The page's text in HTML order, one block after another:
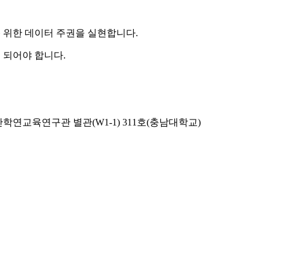
한 데이터 주권을 실현합니다.
어야 합니다.
연교육연구관 별관(W1-1) 311호(충남대학교)